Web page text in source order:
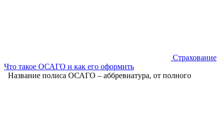
Страхование
Что такое ОСАГО и как его оформить
Название полиса ОСАГО – аббревиатура, от полного